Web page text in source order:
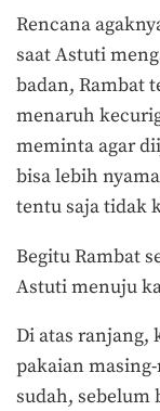
Rencana
saat Astuti
badan, Rambat
menaruh
meminta agar
bisa lebih
tentu saja tidak
Begitu Rambat
Astuti menuju
Di atas ranjang,
pakaian
sudah, sebelum